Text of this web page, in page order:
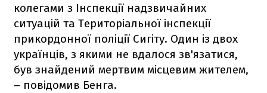
колегами з Інспекції надзвичайних
ситуацій та Територіальної інспекції
прикордонної поліції Сигіту. Один із двох
українців, з якими не вдалося зв'язатися,
був знайдений мертвим місцевим жителем,
– повідомив Бенга.